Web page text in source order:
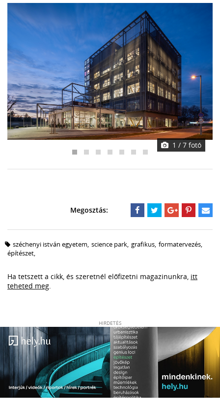
1 / 7 fotó
széchenyi istván egyetem, science park, grafikus, formatervezés,
építészet,
Ha tetszett a cikk, és szeretnél előfizetni magazinunkra, itt
teheted meg.
HIRDETÉS